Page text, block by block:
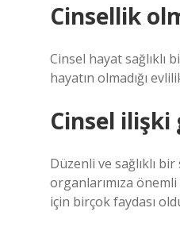
Cinsellik
Cinsel hayat sağlıklı
hayatın olmadığı
Cinsel
Düzenli ve sağlıklı
organlarımıza
için birçok faydası